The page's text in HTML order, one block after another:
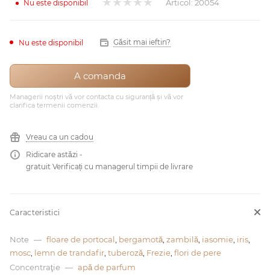
vândute
de lei
Nu este disponibil Articol: 20054
Nu este disponibil Găsit mai ieftin?
A comanda
Managerii noștri vă vor contacta cu siguranță și vă vor
clarifica termenii comenzii.
Vreau ca un cadou
Ridicare astăzi -
gratuit Verificați cu managerul timpii de livrare
Caracteristici
Note — floare de portocal, bergamotă, zambilă, iasomie, iris,
mosc, lemn de trandafir, tuberoză, Frezie, flori de pere
Concentraţie — apă de parfum